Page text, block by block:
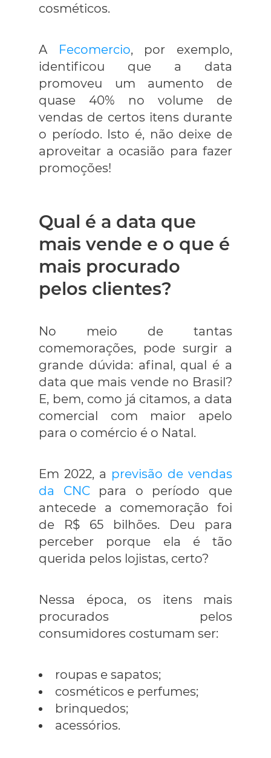
cosméticos.
A Fecomercio, por exemplo,
identificou que a data
promoveu um aumento de
quase 40% no volume de
vendas de certos itens durante
o período. Isto é, não deixe de
aproveitar a ocasião para fazer
promoções!
Qual é a data que
mais vende e o que é
mais procurado
pelos clientes?
No meio de tantas
comemorações, pode surgir a
grande dúvida: afinal, qual é a
data que mais vende no Brasil?
E, bem, como já citamos, a data
comercial com maior apelo
para o comércio é o Natal.
Em 2022, a previsão de vendas
da CNCpara o período que
antecede a comemoração foi
de R$ 65 bilhões. Deu para
perceber porque ela é tão
querida pelos lojistas, certo?
Nessa época, os itens mais
procurados pelos
consumidores costumam ser:
roupas e sapatos;
cosméticos e perfumes;
brinquedos;
acessórios.